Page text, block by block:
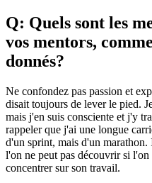
Q: Quels sont les
vos mentors,
donnés?
Ne confondez pas passion et
disait toujours de lever le pied.
mais j'en suis consciente et j'y
rappeler que j'ai une longue
d'un sprint, mais d'un marathon.
l'on ne peut pas découvrir si l'on
concentrer sur son travail.